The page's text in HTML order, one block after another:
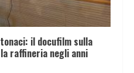
il docufilm sulla
raffineria negli anni